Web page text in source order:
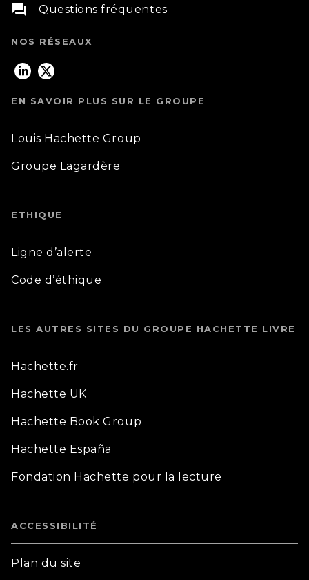
question_answer Questions fréquentes
NOS RÉSEAUX
EN SAVOIR PLUS SUR LE GROUPE
Louis Hachette Group
Groupe Lagardère
ETHIQUE
Ligne d’alerte
Code d’éthique
LES AUTRES SITES DU GROUPE HACHETTE LIVRE
Hachette.fr
Hachette UK
Hachette Book Group
Hachette España
Fondation Hachette pour la lecture
ACCESSIBILITÉ
Plan du site